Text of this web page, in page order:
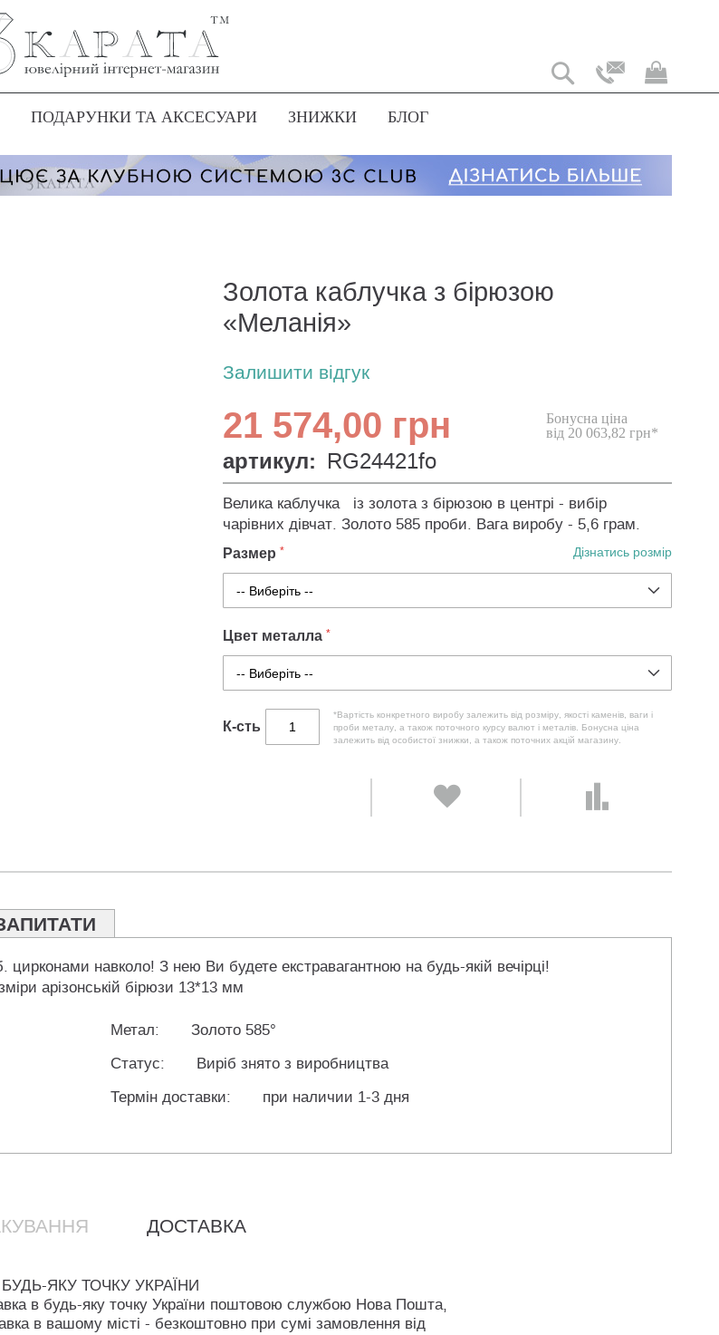
Мій
ПОДАРУНКИ ТА АКСЕСУАРИ ЗНИЖКИ БЛОГ
Золота каблучка з бірюзою
«Меланія»
Залишити відгук
21 574,00 грн
Бонусна ціна
від 20 063,82 грн*
артикул: RG24421fo
Велика каблучка із золота з бірюзою в центрі - вибір
чарівних дівчат. Золото 585 проби. Вага виробу - 5,6 грам.
Размер Дізнатись розмір
Цвет металла
К-сть
*Вартість конкретного виробу залежить від розміру, якості каменів, ваги і
проби металу, а також поточного курсу валют і металів. Бонусна ціна
залежить від особистої знижки, а також поточних акцій магазину.
навколо! З нею Ви будете екстравагантною на будь-якій вечірці!
арізонській бірюзи 13*13 мм
Метал:
Золото 585°
Статус:
Виріб знято з виробництва
Термін доставки: при наличии 1-3 дня
ДОСТАВКА
ЯКУ ТОЧКУ УКРАЇНИ
в будь-яку точку України поштовою службою Нова Пошта,
в вашому місті - безкоштовно при сумі замовлення від